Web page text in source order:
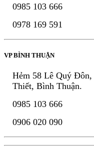
0985 103 666
0978 169 591
VP BÌNH THUẬN
Hẻm 58 Lê Quý Đôn,
Thiết, Bình Thuận.
0985 103 666
0906 020 090